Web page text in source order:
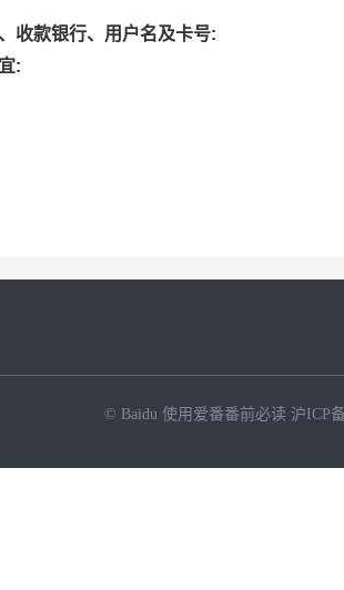
收款银行、用户名及卡号:
:
© Baidu 使用爱番番前必读 沪ICP